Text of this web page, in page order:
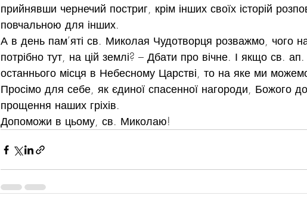
прийнявши чернечий постриг, крім інших своїх історій
повчальною для інших.
А в день пам’яті св. Миколая Чудотворця розважмо, чого
потрібно тут, на цій землі? – Дбати про вічне. І якщо св.
останнього місця в Небесному Царстві, то на яке ми
Просімо для себе, як єдиної спасенної нагороди, Божого
прощення наших гріхів.
Допоможи в цьому, св. Миколаю!